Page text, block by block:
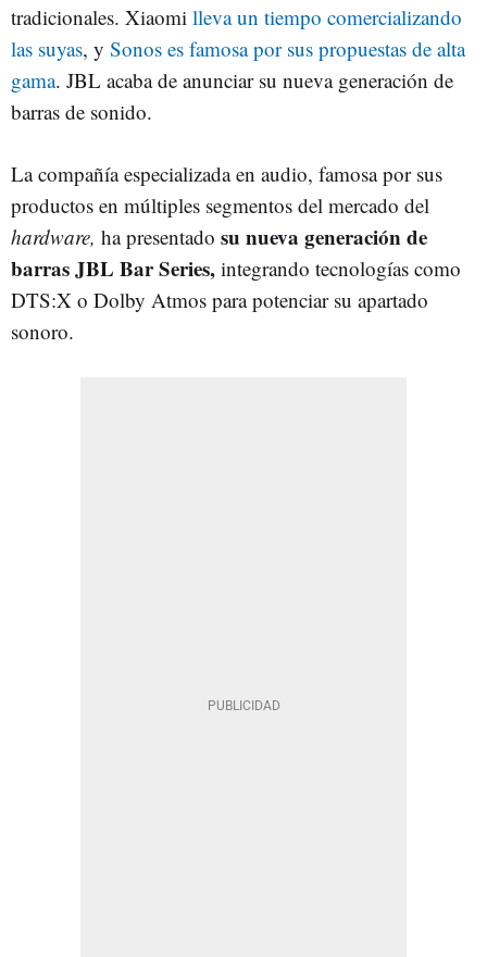
tradicionales. Xiaomi lleva un tiempo comercializando
las suyas, y Sonos es famosa por sus propuestas de alta
gama. JBL acaba de anunciar su nueva generación de
barras de sonido.
La compañía especializada en audio, famosa por sus
productos en múltiples segmentos del mercado del
hardware, ha presentado su nueva generación de
barras JBL Bar Series, integrando tecnologías como
DTS:X o Dolby Atmos para potenciar su apartado
sonoro.